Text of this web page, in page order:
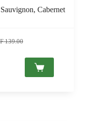
Cabernet
139.00